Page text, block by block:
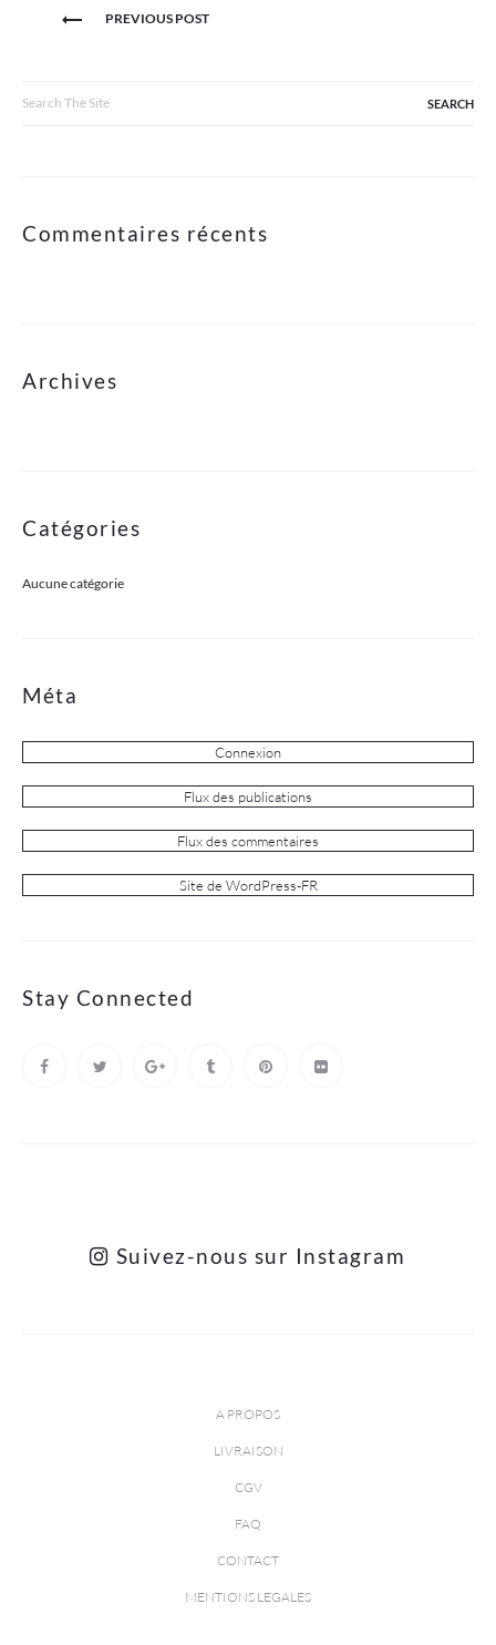
NavigationPREVIOUS POST
for:
Commentaires récents
Archives
Catégories
Aucune catégorie
Méta
Connexion
Flux des publications
Flux des commentaires
Site de WordPress-FR
Stay Connected
Suivez-nous sur Instagram
A PROPOS
LIVRAISON
CGV
FAQ
CONTACT
MENTIONS LEGALES